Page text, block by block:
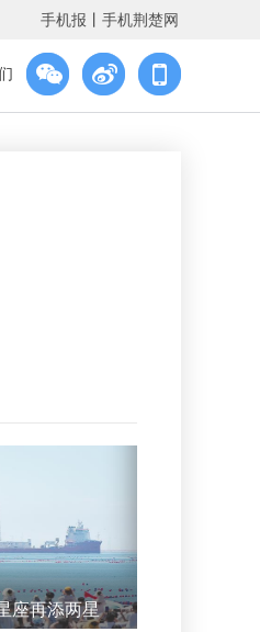
手机报 手机荆楚网
座再添两星